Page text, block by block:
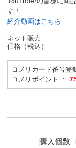
す！
紹介動画はこちら
ネット販売
価格（税込）
コメリカード番号登
コメリポイント ：
購入個数